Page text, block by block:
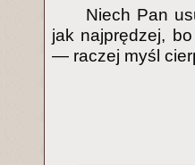
Niech Pan
jak najprędzej,
— raczej myśl